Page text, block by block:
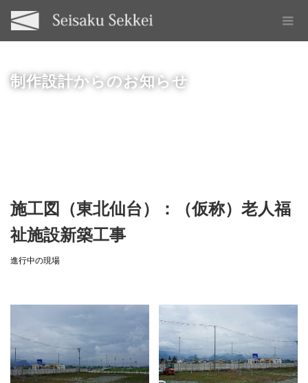
制作設計からのお知らせ
施工図（東北仙台）：（仮称）老人福
祉施設新築工事
進行中の現場